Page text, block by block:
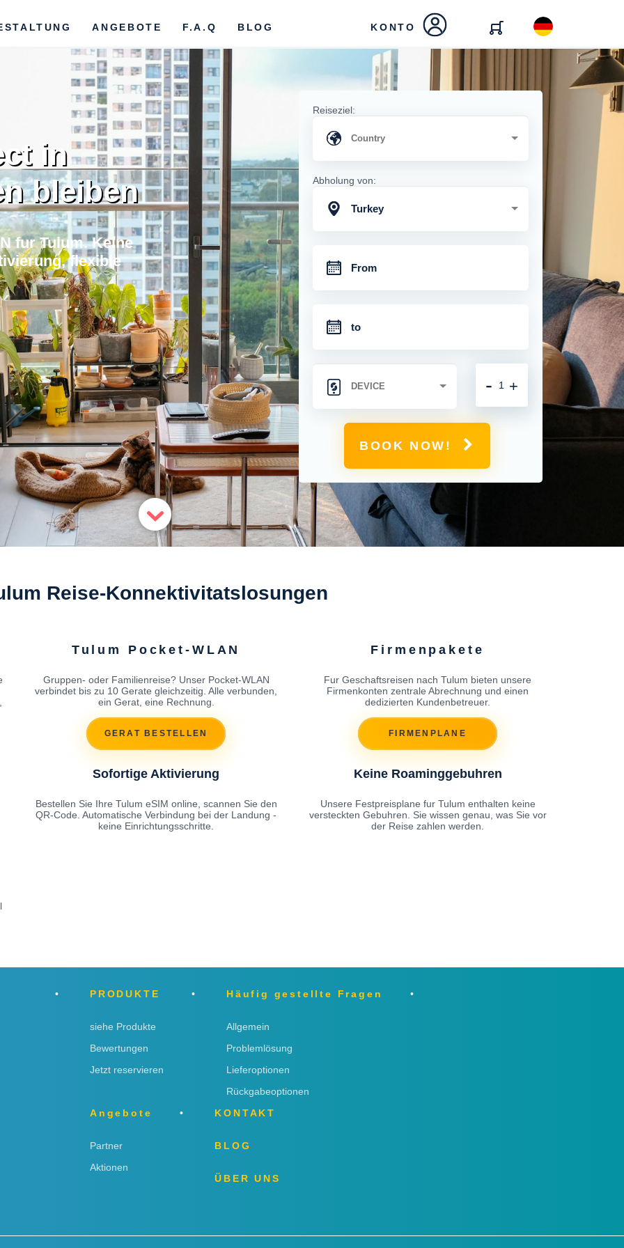
ANGEBOTE F.A.Q BLOG KONTO
in
bleiben
fur Tulum. Keine
flexible
Reiseziel:
Abholung von:
Turkey
+
-
BOOK NOW!
Reise-Konnektivitatslosungen
Tulum Pocket-WLAN
Gruppen- oder Familienreise? Unser Pocket-WLAN
verbindet bis zu 10 Gerate gleichzeitig. Alle verbunden,
ein Gerat, eine Rechnung.
GERAT BESTELLEN
Firmenpakete
Fur Geschaftsreisen nach Tulum bieten unsere
Firmenkonten zentrale Abrechnung und einen
dedizierten Kundenbetreuer.
FIRMENPLANE
Sofortige Aktivierung
Bestellen Sie Ihre Tulum eSIM online, scannen Sie den
QR-Code. Automatische Verbindung bei der Landung -
keine Einrichtungsschritte.
Keine Roaminggebuhren
Unsere Festpreisplane fur Tulum enthalten keine
versteckten Gebuhren. Sie wissen genau, was Sie vor
der Reise zahlen werden.
PRODUKTE
siehe Produkte
Bewertungen
Jetzt reservieren
Häufig gestellte Fragen
Allgemein
Problemlösung
Lieferoptionen
Rückgabeoptionen
Angebote
Partner
Aktionen
KONTAKT
BLOG
ÜBER UNS